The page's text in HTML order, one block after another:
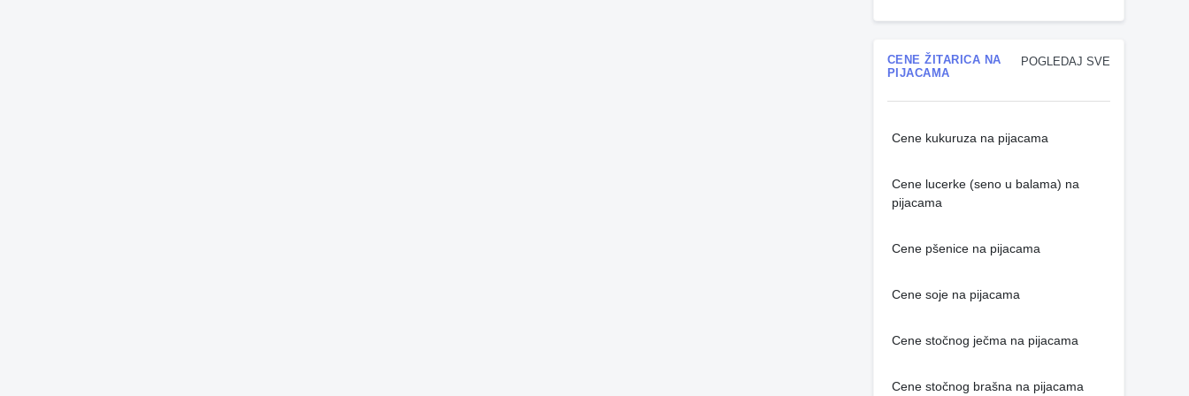
POGLEDAJ SVE
CENE ŽITARICA NA
PIJACAMA
Cene kukuruza na pijacama
Cene lucerke (seno u balama) na
pijacama
Cene pšenice na pijacama
Cene soje na pijacama
Cene stočnog ječma na pijacama
Cene stočnog brašna na pijacama